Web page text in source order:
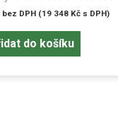
bez DPH (19 348 Kč s DPH)
do košíku